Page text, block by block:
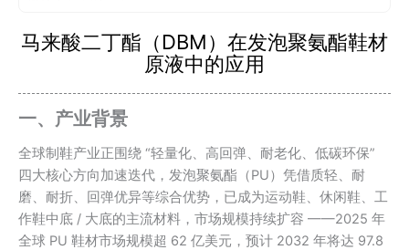
马来酸二丁酯（DBM）在发泡聚氨酯鞋材
原液中的应用
一、产业背景
全球制鞋产业正围绕 “轻量化、高回弹、耐老化、低碳环保”
四大核心方向加速迭代，发泡聚氨酯（PU）凭借质轻、耐
磨、耐折、回弹优异等综合优势，已成为运动鞋、休闲鞋、工
作鞋中底 / 大底的主流材料，市场规模持续扩容 ——2025 年
全球 PU 鞋材市场规模超 62 亿美元，预计 2032 年将达 97.8